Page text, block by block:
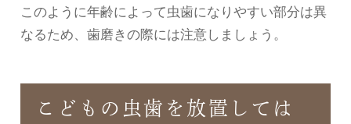
このように年齢によって虫歯になりやすい部分は異
なるため、歯磨きの際には注意しましょう。
こどもの虫歯を放置しては